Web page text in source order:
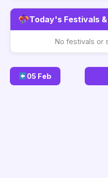
Today's Festivals
No festivals or
05 Feb